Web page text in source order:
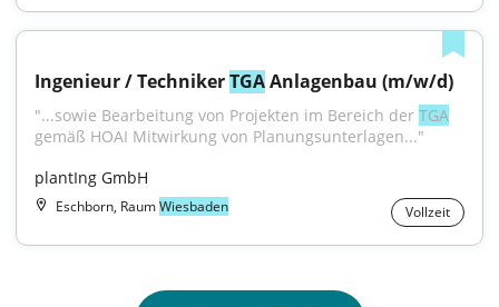
Ingenieur / Techniker TGA Anlagenbau (m/w/d)
"...sowie Bearbeitung von Projekten im Bereich der TGA
gemäß HOAI Mitwirkung von Planungsunterlagen..."
plantIng GmbH
Eschborn, RaumWiesbaden Vollzeit